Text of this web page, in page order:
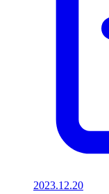
2023.12.20